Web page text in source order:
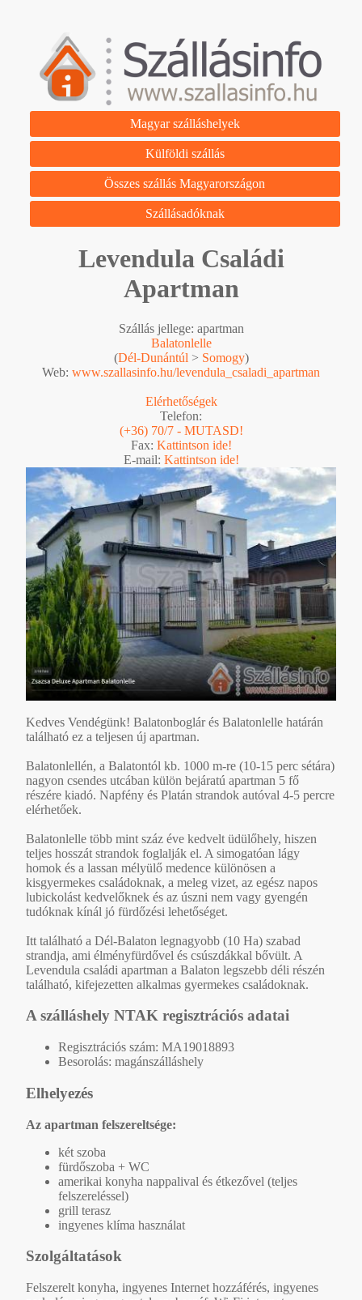
Magyar szálláshelyek
Külföldi szállás
Összes szállás Magyarországon
Szállásadóknak
Levendula Családi
Apartman
Szállás jellege: apartman
Balatonlelle
(Dél-Dunántúl > Somogy)
Web: www.szallasinfo.hu/levendula_csaladi_apartman
Elérhetőségek
Telefon:
(+36) 70/7 - MUTASD!
Fax: Kattintson ide!
E-mail: Kattintson ide!
Kedves Vendégünk! Balatonboglár és Balatonlelle határán
található ez a teljesen új apartman.
Balatonlellén, a Balatontól kb. 1000 m-re (10-15 perc sétára)
nagyon csendes utcában külön bejáratú apartman 5 fő
részére kiadó. Napfény és Platán strandok autóval 4-5 percre
elérhetőek.
Balatonlelle több mint száz éve kedvelt üdülőhely, hiszen
teljes hosszát strandok foglalják el. A simogatóan lágy
homok és a lassan mélyülő medence különösen a
kisgyermekes családoknak, a meleg vizet, az egész napos
lubickolást kedvelőknek és az úszni nem vagy gyengén
tudóknak kínál jó fürdőzési lehetőséget.
Itt található a Dél-Balaton legnagyobb (10 Ha) szabad
strandja, ami élményfürdővel és csúszdákkal bővült. A
Levendula családi apartman a Balaton legszebb déli részén
található, kifejezetten alkalmas gyermekes családoknak.
A szálláshely NTAK regisztrációs adatai
Regisztrációs szám: MA19018893
Besorolás: magánszálláshely
Elhelyezés
Az apartman felszereltsége:
két szoba
fürdőszoba + WC
amerikai konyha nappalival és étkezővel (teljes
felszereléssel)
grill terasz
ingyenes klíma használat
Szolgáltatások
Felszerelt konyha, ingyenes Internet hozzáférés, ingyenes